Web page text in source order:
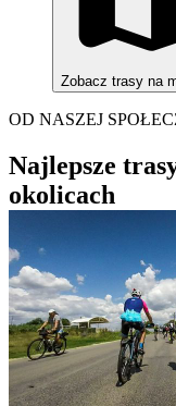
Zobacz trasy na
OD NASZEJ
Najlepsze
okolicach